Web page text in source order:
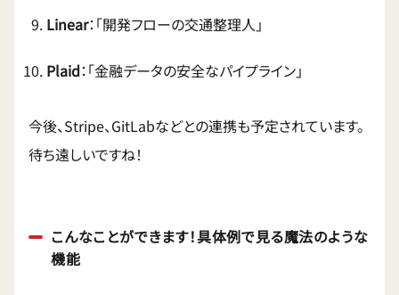
Linear：「開発フローの交通整理人」
Plaid：「金融データの安全なパイプライン」
今後、Stripe、GitLabなどとの連携も予定されています。
待ち遠しいですね！
こんなことができます！具体例で見る魔法のような
機能